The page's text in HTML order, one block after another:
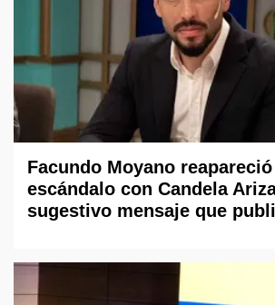
Facundo Moyano reapareció
escándalo con Candela
sugestivo mensaje que